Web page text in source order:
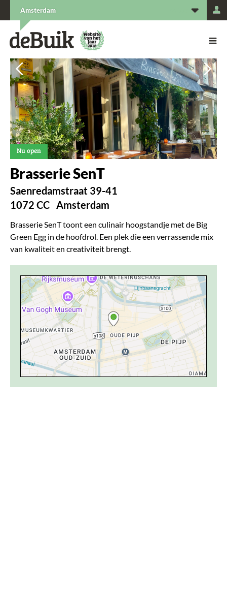
Vorige
Vorige
Nu open
Brasserie SenT
Saenredamstraat 39-41
1072 CC Amsterdam
Brasserie SenT toont een culinair hoogstandje met de Big
Green Egg in de hoofdrol. Een plek die een verrassende mix
van kwaliteit en creativiteit brengt.
Amsterdam
De Buik van {city: city}
De Buik